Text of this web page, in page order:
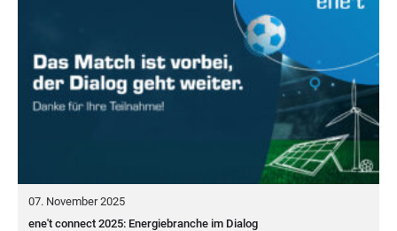
07. November 2025
ene't connect 2025: Energiebranche im Dialog